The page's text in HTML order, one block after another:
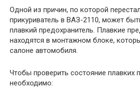
Одной из причин, по которой
прикуриватель в ВАЗ-2110, может
плавкий предохранитель. Плавкие
находятся в монтажном блоке,
салоне автомобиля.
Чтобы проверить состояние плавких
необходимо: